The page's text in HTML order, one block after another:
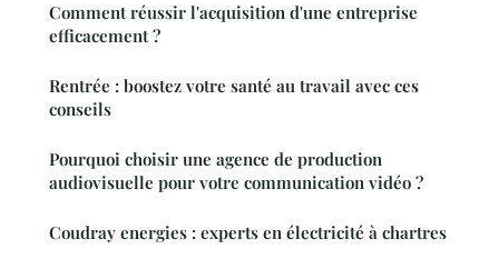
Comment réussir l'acquisition d'une entreprise
efficacement ?
Rentrée : boostez votre santé au travail avec ces
conseils
Pourquoi choisir une agence de production
audiovisuelle pour votre communication vidéo ?
Coudray energies : experts en électricité à chartres